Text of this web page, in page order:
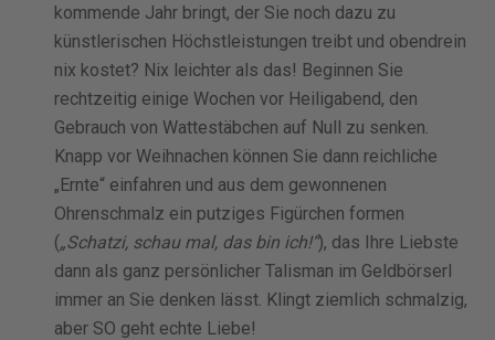
kommende Jahr bringt, der Sie noch dazu zu
künstlerischen Höchstleistungen treibt und obendrein
nix kostet? Nix leichter als das! Beginnen Sie
rechtzeitig einige Wochen vor Heiligabend, den
Gebrauch von Wattestäbchen auf Null zu senken.
Knapp vor Weihnachen können Sie dann reichliche
„Ernte“ einfahren und aus dem gewonnenen
Ohrenschmalz ein putziges Figürchen formen
(„Schatzi, schau mal, das bin ich!“), das Ihre Liebste
dann als ganz persönlicher Talisman im Geldbörserl
immer an Sie denken lässt. Klingt ziemlich schmalzig,
aber SO geht echte Liebe!